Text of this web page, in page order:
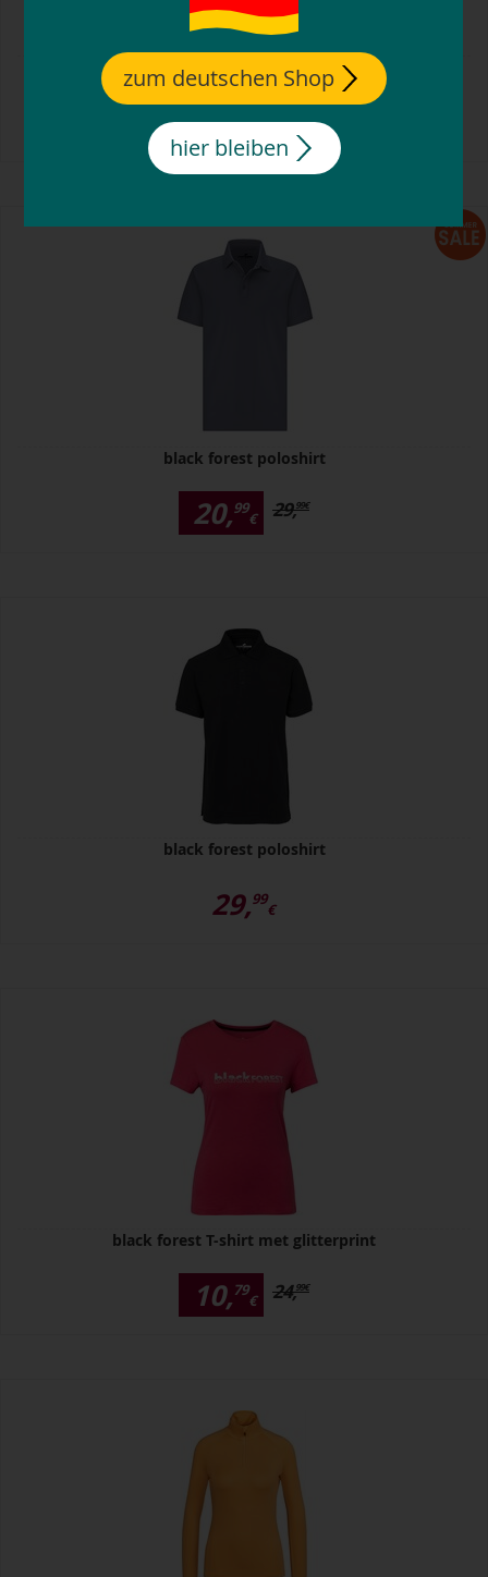
black forest poloshirt
29, €
black forest poloshirt
20,99
€ 29,99€
black forest poloshirt
29,99
€
black forest T-shirt met glitterprint
10,79
€ 24,99€
zum deutschen Shop
hier bleiben